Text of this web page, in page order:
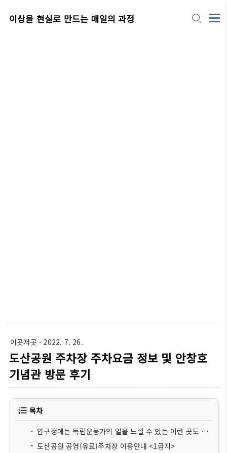
이상을 현실로 만드는 매일의 과정
이곳저곳 · 2022. 7. 26.
도산공원 주차장 주차요금 정보 및 안창호
기념관 방문 후기
목차
압구정에는 독립운동가의 얼을 느낄 수 있는 이런 곳도 있어요.
도산공원 공영(유료)주차장 이용안내 <1급지>